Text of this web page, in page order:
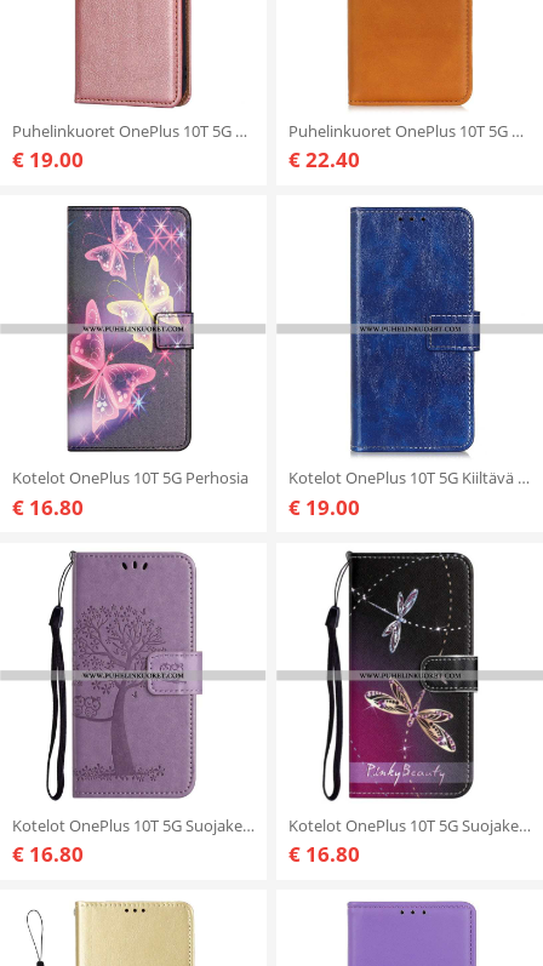
Puhelinkuoret OnePlus 10T 5G Kotelot Flip Keinonahka
€ 19.00
Puhelinkuoret OnePlus 10T 5G Kotelot Flip Halkaistu Nahka
€ 22.40
Kotelot OnePlus 10T 5G Perhosia
€ 16.80
Kotelot OnePlus 10T 5G Kiiltävä Tekonahka
€ 19.00
Kotelot OnePlus 10T 5G Suojaketju Kuori Strappy Owl Tree
€ 16.80
Kotelot OnePlus 10T 5G Suojaketju Kuori Strappy Dragonflies
€ 16.80